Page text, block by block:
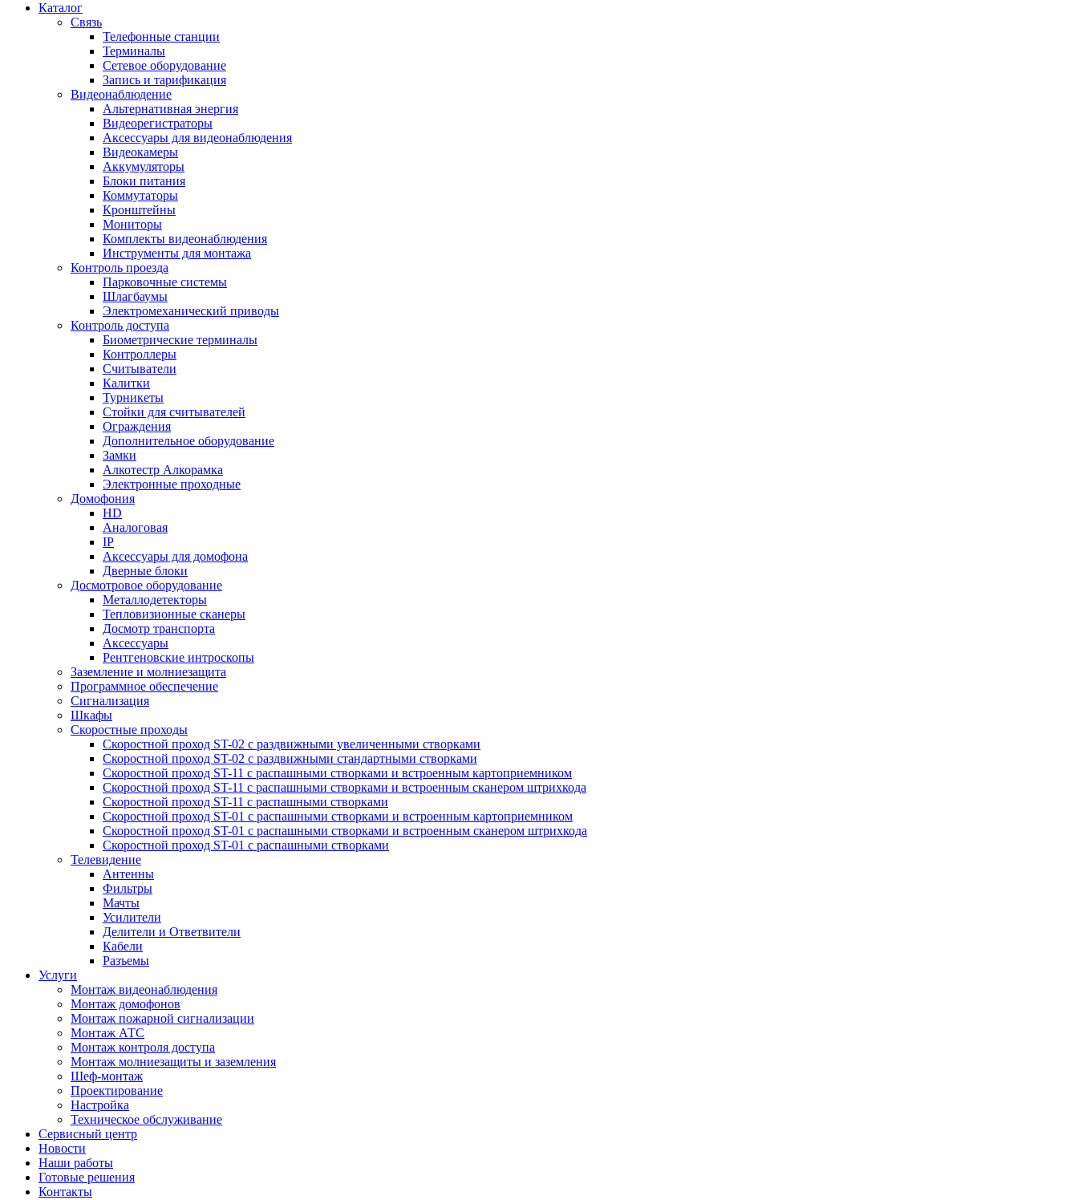
Каталог
Связь
Телефонные станции
Терминалы
Сетевое оборудование
Запись и тарификация
Видеонаблюдение
Альтернативная энергия
Видеорегистраторы
Аксессуары для видеонаблюдения
Видеокамеры
Аккумуляторы
Блоки питания
Коммутаторы
Кронштейны
Мониторы
Комплекты видеонаблюдения
Инструменты для монтажа
Контроль проезда
Парковочные системы
Шлагбаумы
Электромеханический приводы
Контроль доступа
Биометрические терминалы
Контроллеры
Считыватели
Калитки
Турникеты
Стойки для считывателей
Ограждения
Дополнительное оборудование
Замки
Алкотестр Алкорамка
Электронные проходные
Домофония
HD
Аналоговая
IP
Аксессуары для домофона
Дверные блоки
Досмотровое оборудование
Металлодетекторы
Тепловизионные сканеры
Досмотр транспорта
Аксессуары
Рентгеновские интроскопы
Заземление и молниезащита
Программное обеспечение
Сигнализация
Шкафы
Скоростные проходы
Скоростной проход ST-02 с раздвижными увеличенными створками
Скоростной проход ST-02 с раздвижными стандартными створками
Скоростной проход ST-11 с распашными створками и встроенным картоприемником
Скоростной проход ST-11 с распашными створками и встроенным сканером штрихкода
Скоростной проход ST-11 с распашными створками
Скоростной проход ST-01 с распашными створками и встроенным картоприемником
Скоростной проход ST-01 с распашными створками и встроенным сканером штрихкода
Скоростной проход ST-01 с распашными створками
Телевидение
Антенны
Фильтры
Мачты
Усилители
Делители и Ответвители
Кабели
Разъемы
Услуги
Монтаж видеонаблюдения
Монтаж домофонов
Монтаж пожарной сигнализации
Монтаж АТС
Монтаж контроля доступа
Монтаж молниезащиты и заземления
Шеф-монтаж
Проектирование
Настройка
Техническое обслуживание
Сервисный центр
Новости
Наши работы
Готовые решения
Контакты